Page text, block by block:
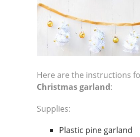
Here are the instructions
Christmas garland:
Supplies:
Plastic pine garland